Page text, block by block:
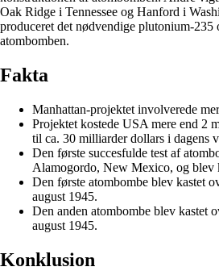
Oak Ridge i Tennessee og Hanford i
produceret det nødvendige plutonium-235
atombomben.
Fakta
Manhattan-projektet involverede
Projektet kostede USA mere end 2
til ca. 30 milliarder dollars i dagens
Den første succesfulde test af
Alamogordo, New Mexico, og blev
Den første atombombe blev kastet
august 1945.
Den anden atombombe blev kastet
august 1945.
Konklusion